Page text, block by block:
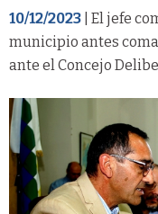
10/12/2023 | El jefe
municipio antes
ante el Concejo